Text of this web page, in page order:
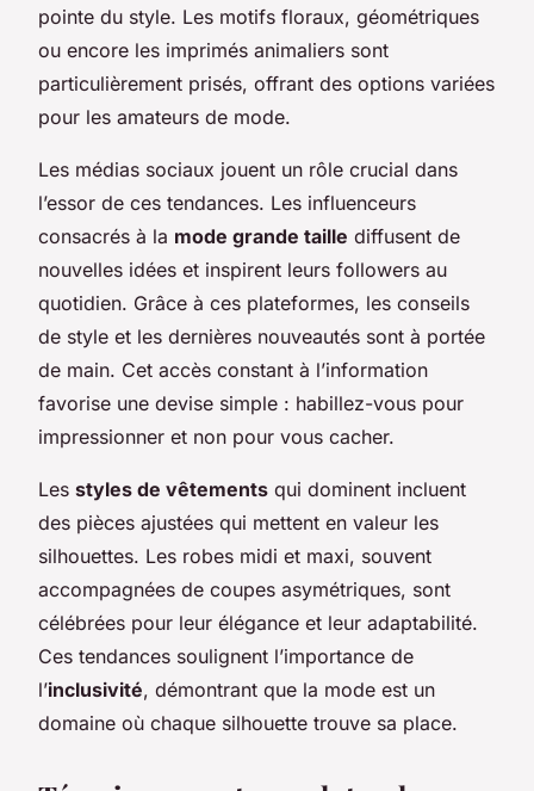
pointe du style. Les motifs floraux, géométriques
ou encore les imprimés animaliers sont
particulièrement prisés, offrant des options variées
pour les amateurs de mode.
Les médias sociaux jouent un rôle crucial dans
l’essor de ces tendances. Les influenceurs
consacrés à la mode grande taille diffusent de
nouvelles idées et inspirent leurs followers au
quotidien. Grâce à ces plateformes, les conseils
de style et les dernières nouveautés sont à portée
de main. Cet accès constant à l’information
favorise une devise simple : habillez-vous pour
impressionner et non pour vous cacher.
Les styles de vêtements qui dominent incluent
des pièces ajustées qui mettent en valeur les
silhouettes. Les robes midi et maxi, souvent
accompagnées de coupes asymétriques, sont
célébrées pour leur élégance et leur adaptabilité.
Ces tendances soulignent l’importance de
l’inclusivité, démontrant que la mode est un
domaine où chaque silhouette trouve sa place.